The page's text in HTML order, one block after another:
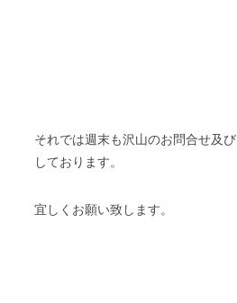
それでは週末も沢山のお問合せ及
しております。
宜しくお願い致します。